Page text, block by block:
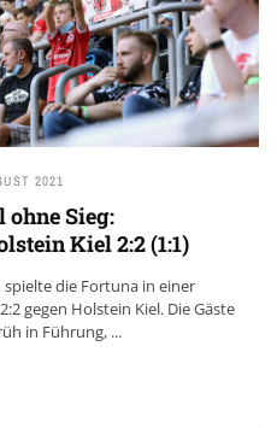
2021
Sieg:
Kiel 2:2 (1:1)
spielte die Fortuna in einer
gegen Holstein Kiel. Die Gäste
in Führung, ...